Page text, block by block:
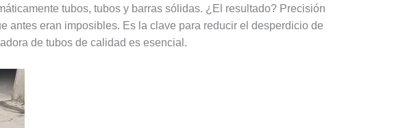
tubos, tubos y barras sólidas. ¿El resultado? Precisión
antes eran imposibles. Es la clave para reducir el desperdicio de
de tubos de calidad es esencial.